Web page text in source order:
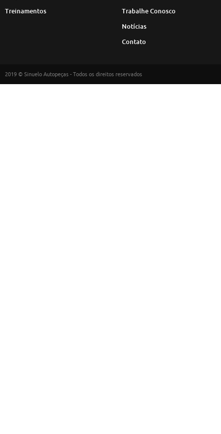
Treinamentos
Trabalhe Conosco
Notícias
Contato
2019 © Sinuelo Autopeças - Todos os direitos reservados